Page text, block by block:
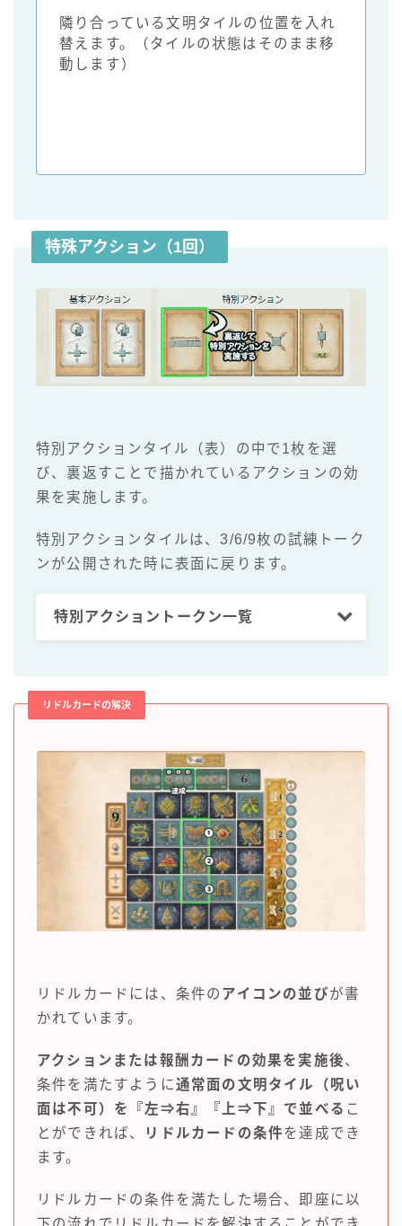
隣り合っている文明タイルの位置を入れ
替えます。（タイルの状態はそのまま移
動します）
特殊アクション（1回）
特別アクションタイル（表）の中で1枚を選
び、裏返すことで描かれているアクションの効
果を実施します。
特別アクションタイルは、3/6/9枚の試練トーク
ンが公開された時に表面に戻ります。
特別アクショントークン一覧
リドルカードの解決
リドルカードには、条件の アイコンの並びが書
かれています。
アクションまたは報酬カードの効果を実施後、
条件を満たすように通常面の文明タイル（呪い
面は不可）を『左⇒右』『上⇒下』で並べる こ
とができれば、
リドルカードの条件を達成でき
ます。
リドルカードの条件を満たした場合、即座に以